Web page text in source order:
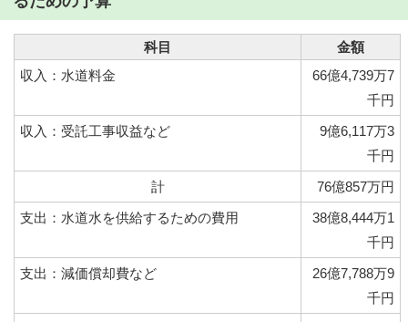
科目
金額
収入：水道料金
66億4,739万7
千円
収入：受託工事収益など
9億6,117万3
千円
計
76億857万円
支出：水道水を供給するための費用
38億8,444万1
千円
支出：減価償却費など
26億7,788万9
千円